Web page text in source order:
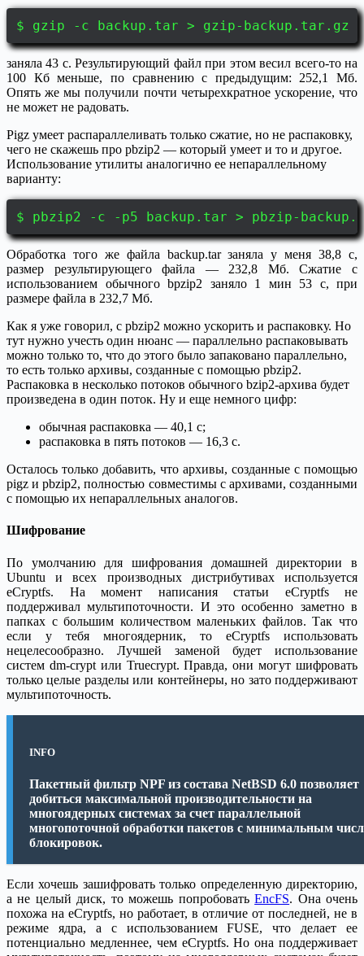
$ gzip -c backup.tar > gzip-backup.tar.gz
заняла 43 с. Результирующий файл при этом весил всего-то на
100 Кб меньше, по сравнению с предыдущим: 252,1 Мб.
Опять же мы получили почти четырехкратное ускорение, что
не может не радовать.
Pigz умеет распараллеливать только сжатие, но не распаковку,
чего не скажешь про pbzip2 — который умеет и то и другое.
Использование утилиты аналогично ее непараллельному
варианту:
$ pbzip2 -c -p5 backup.tar > pbzip-
Обработка того же файла backup.tar заняла у меня 38,8 с,
размер результирующего файла — 232,8 Мб. Сжатие с
использованием обычного bpzip2 заняло 1 мин 53 с, при
размере файла в 232,7 Мб.
Как я уже говорил, с pbzip2 можно ускорить и распаковку. Но
тут нужно учесть один нюанс — параллельно распаковывать
можно только то, что до этого было запаковано параллельно,
то есть только архивы, созданные с помощью pbzip2.
Распаковка в несколько потоков обычного bzip2-архива будет
произведена в один поток. Ну и еще немного цифр:
обычная распаковка — 40,1 с;
распаковка в пять потоков — 16,3 с.
Осталось только добавить, что архивы, созданные с помощью
pigz и pbzip2, полностью совместимы с архивами, созданными
с помощью их непараллельных аналогов.
Шифрование
По умолчанию для шифрования домашней директории в
Ubuntu и всех производных дистрибутивах используется
eCryptfs. На момент написания статьи eCryptfs не
поддерживал мультипоточности. И это особенно заметно в
папках с большим количеством маленьких файлов. Так что
если у тебя многоядерник, то eCryptfs использовать
нецелесообразно. Лучшей заменой будет использование
систем dm-crypt или Truecrypt. Правда, они могут шифровать
только целые разделы или контейнеры, но зато поддерживают
мультипоточность.
INFO
Пакетный фильтр NPF из состава NetBSD 6.0 позволяет
добиться максимальной производительности на
многоядерных системах за счет параллельной
многопоточной обработки пакетов с минимальным
блокировок.
Если хочешь зашифровать только определенную директорию,
а не целый диск, то можешь попробоватьEncFS. Она очень
похожа на eCryptfs, но работает, в отличие от последней, не в
режиме ядра, а с использованием FUSE, что делает ее
потенциально медленнее, чем eCryptfs. Но она поддерживает